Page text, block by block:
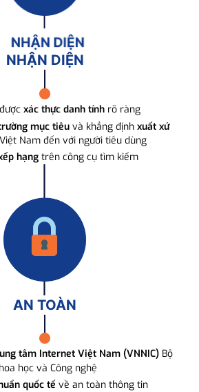
NHẬN DIỆN
xác thực danh tính rõ ràng
mục tiêuvà khẳng định xuất xứ
Nam đến với người tiêu dùng
hạng trên công cụ tìm kiếm
AN TOÀN
tâm Internet Việt Nam (VNNIC) Bộ
học và Công nghệ
quốc tế về an toàn thông tin